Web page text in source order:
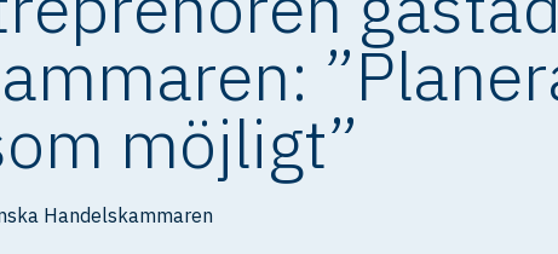
möjligt”
Handelskammaren